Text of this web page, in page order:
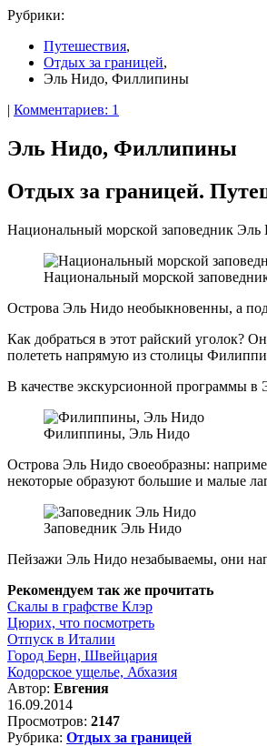
Рубрики:
Путешествия,
Отдых за границей,
Эль Нидо, Филлипины
| Комментариев: 1
Эль Нидо, Филлипины
Отдых за границей.
Национальный морской заповедник
Национальный морской
Острова Эль Нидо необыкновенны, а
Как добраться в этот райский уголок?
полететь напрямую из столицы
В качестве экскурсионной программы
Филиппины, Эль Нидо
Острова Эль Нидо своеобразны:
некоторые образуют большие и малые
Заповедник Эль Нидо
Пейзажи Эль Нидо незабываемы, они
Рекомендуем так же прочитать
Скалы в графстве Клэр
Цюрих, что посмотреть
Отпуск в Италии
Город Берн, Швейцария
Кодорское ущелье, Абхазия
Автор: Евгения
16.09.2014
Просмотров: 2147
Рубрика: Отдых за границей